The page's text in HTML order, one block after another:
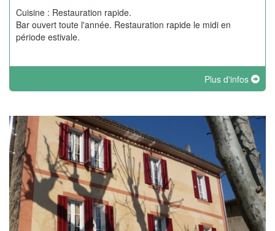
Cuisine : Restauration rapide.
Bar ouvert toute l'année. Restauration rapide le midi en
période estivale.
Plus d'infos